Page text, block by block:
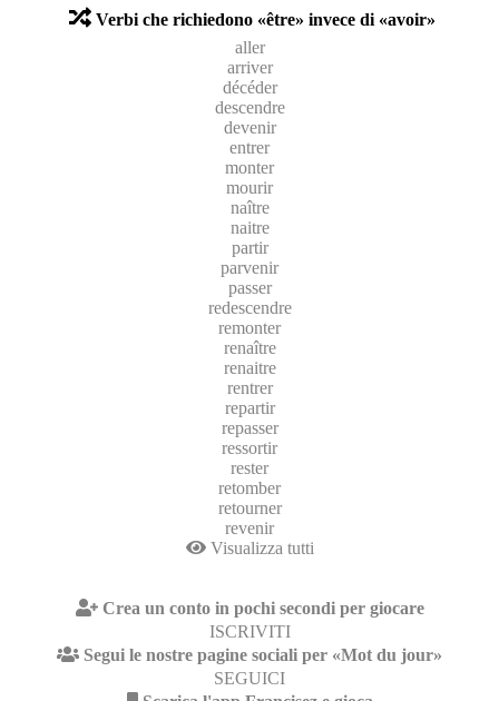
Verbi che richiedono «être» invece di «avoir»
aller
arriver
décéder
descendre
devenir
entrer
monter
mourir
naître
naitre
partir
parvenir
passer
redescendre
remonter
renaître
renaitre
rentrer
repartir
repasser
ressortir
rester
retomber
retourner
revenir
Visualizza tutti
Crea un conto in pochi secondi per giocare
ISCRIVITI
Segui le nostre pagine sociali per «Mot du jour»
SEGUICI